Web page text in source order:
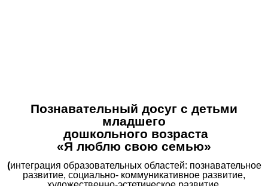
Познавательный досуг с детьми
младшего
дошкольного возраста
«Я люблю свою семью»
(интеграция образовательных областей: познавательное
развитие, социально- коммуникативное развитие,